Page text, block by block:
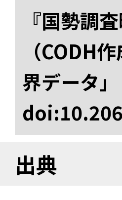
『国勢調
（CODH
界データ
出典